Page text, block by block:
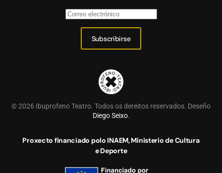
Subscribirse
©2026 Ibuprofeno Teatro. Todos os dereitos reservados. Deseño
Diego Seixo.
Proxecto financiado polo INAEM, Ministerio de Cultura
e Deporte